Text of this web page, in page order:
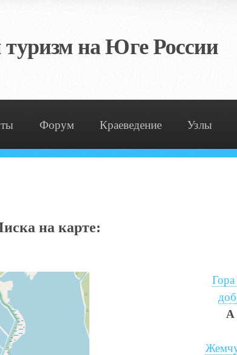
на Юге России
Форум Краеведение Узлы
на карте:
А